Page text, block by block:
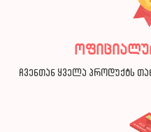
ჩვენთან ყველა პროდუქტს